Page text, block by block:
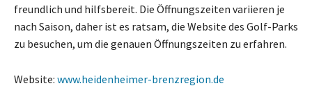
freundlich und hilfsbereit. Die Öffnungszeiten variieren je
nach Saison, daher ist es ratsam, die Website des Golf-Parks
zu besuchen, um die genauen Öffnungszeiten zu erfahren.
Website: www.heidenheimer-brenzregion.de